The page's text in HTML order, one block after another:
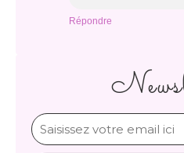
Répondre